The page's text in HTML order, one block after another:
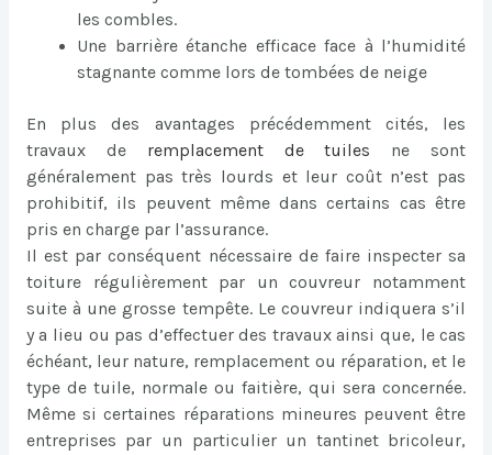
les combles.
Une barrière étanche efficace face à l’humidité
stagnante comme lors de tombées de neige
En plus des avantages précédemment cités, les
travaux de
remplacement de tuiles
ne sont
généralement pas très lourds et leur coût n’est pas
prohibitif, ils peuvent même dans certains cas être
pris en charge par l’assurance.
Il est par conséquent nécessaire de faire inspecter sa
toiture régulièrement par un couvreur notamment
suite à une grosse tempête. Le couvreur indiquera s’il
y a lieu ou pas d’effectuer des travaux ainsi que, le cas
échéant, leur nature, remplacement ou réparation, et le
type de tuile, normale ou faitière, qui sera concernée.
Même si certaines réparations mineures peuvent être
entreprises par un particulier un tantinet bricoleur,